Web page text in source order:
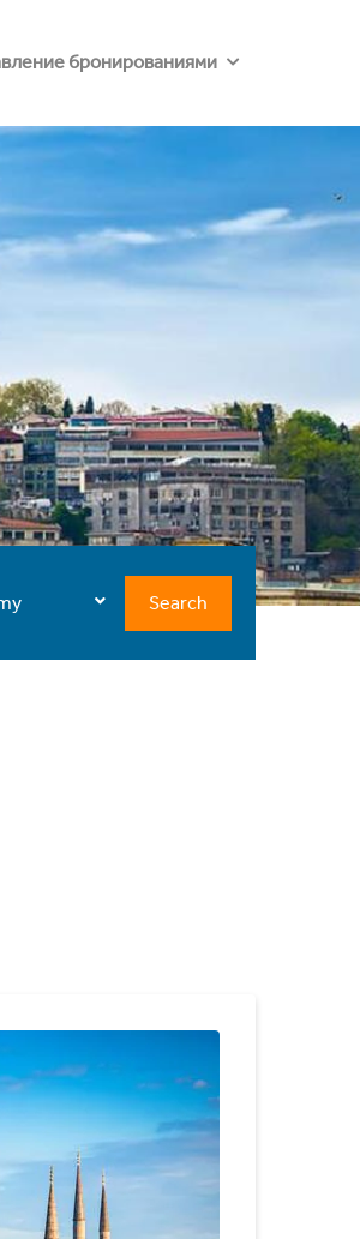
бронированиями
Search